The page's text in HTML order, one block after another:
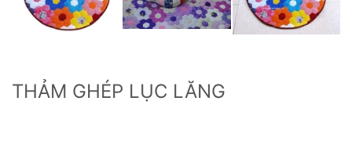
THẢM GHÉP LỤC LĂNG